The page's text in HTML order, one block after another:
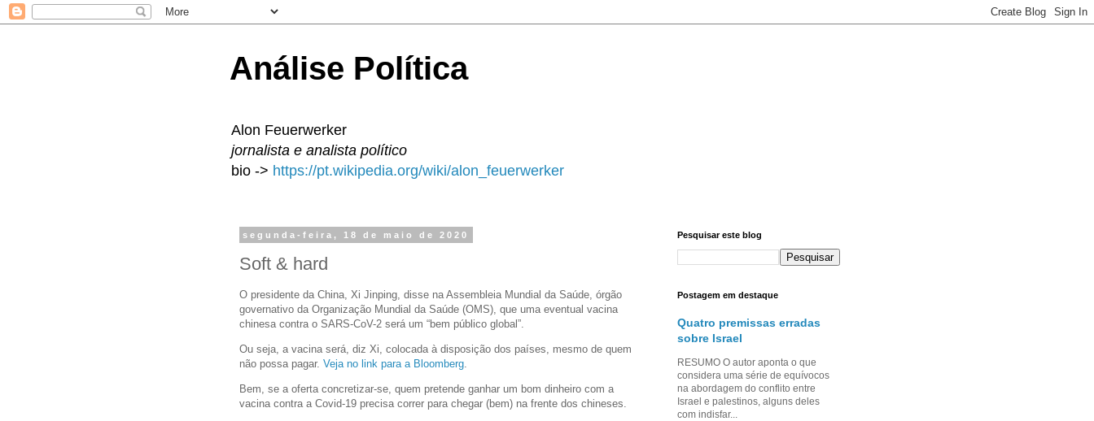
Análise Política
Alon Feuerwerker
jornalista e analista político
bio -> https://pt.wikipedia.org/wiki/alon_feuerwerker
segunda-feira, 18 de maio de 2020
Soft & hard
O presidente da China, Xi Jinping, disse na Assembleia Mundial da Saúde, órgão
governativo da Organização Mundial da Saúde (OMS), que uma eventual vacina
chinesa contra o SARS-CoV-2 será um “bem público global”.
Ou seja, a vacina será, diz Xi, colocada à disposição dos países, mesmo de quem
não possa pagar. Veja no link para a Bloomberg
Bem, se a oferta concretizar-se, quem pretende ganhar um bom dinheiro com a
vacina contra a Covid-19 precisa correr para chegar (bem) na frente dos chineses.
Pesquisar este blog
Postagem em destaque
Quatro premissas erradas
sobre Israel
RESUMO O autor aponta o que
considera uma série de equívocos
na abordagem do conflito entre
Israel e palestinos, alguns deles
com indisfar...